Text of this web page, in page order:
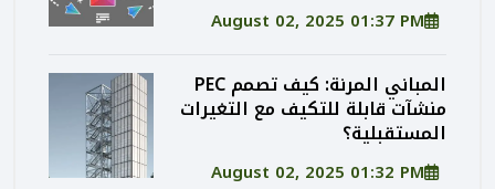
August 02, 2025 01:37 PM
المباني المرنة: كيف تصمم PEC
منشآت قابلة للتكيف مع التغيرات
المستقبلية؟
August 02, 2025 01:32 PM